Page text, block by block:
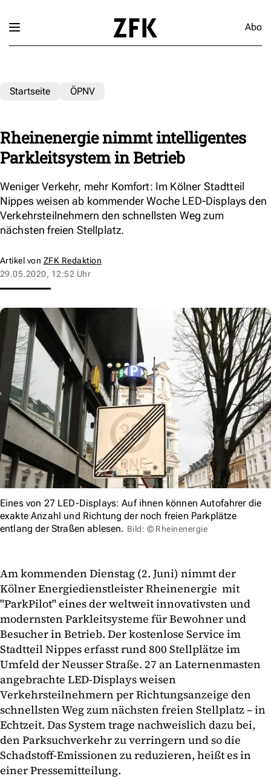
Abo
Startseite ÖPNV
Rheinenergie nimmt intelligentes
Parkleitsystem in Betrieb
Weniger Verkehr, mehr Komfort: Im Kölner Stadtteil
Nippes weisen ab kommender Woche LED-Displays den
Verkehrsteilnehmern den schnellsten Weg zum
nächsten freien Stellplatz.
Artikel von ZFK Redaktion
29.05.2020, 12:52 Uhr
Eines von 27 LED-Displays: Auf ihnen können Autofahrer die
exakte Anzahl und Richtung der noch freien Parkplätze
entlang der Straßen ablesen. Bild: © Rheinenergie
Am kommenden Dienstag (2. Juni) nimmt der
Kölner Energiedienstleister Rheinenergie mit
"ParkPilot" eines der weltweit innovativsten und
modernsten Parkleitsysteme für Bewohner und
Besucher in Betrieb. Der kostenlose Service im
Stadtteil Nippes erfasst rund 800 Stellplätze im
Umfeld der Neusser Straße. 27 an Laternenmasten
angebrachte LED-Displays weisen
Verkehrsteilnehmern per Richtungsanzeige den
schnellsten Weg zum nächsten freien Stellplatz – in
Echtzeit. Das System trage nachweislich dazu bei,
den Parksuchverkehr zu verringern und so die
Schadstoff-Emissionen zu reduzieren, heißt es in
einer Pressemitteilung.